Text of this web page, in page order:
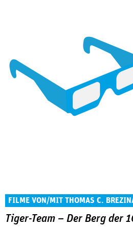
FILME VON/MIT THOMAS C.
Tiger-Team – Der Berg der